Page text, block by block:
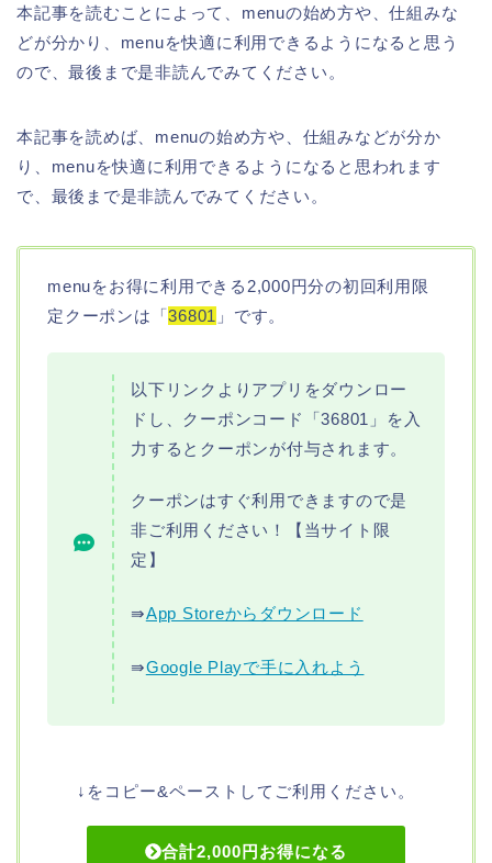
本記事を読むことによって、menuの始め方や、仕組みな
どが分かり、menuを快適に利用できるようになると思う
ので、最後まで是非読んでみてください。
本記事を読めば、menuの始め方や、仕組みなどが分か
り、menuを快適に利用できるようになると思われます
で、最後まで是非読んでみてください。
menuをお得に利用できる2,000円分の初回利用限
定クーポンは「36801 」です。
以下リンクよりアプリをダウンロー
ドし、クーポンコード「36801」を入
力するとクーポンが付与されます。
クーポンはすぐ利用できますので是
非ご利用ください！【当サイト限
定】
⇛App Storeからダウンロード
⇛Google Playで手に入れよう
↓をコピー&ペーストしてご利用ください。
合計2,000円お得になる